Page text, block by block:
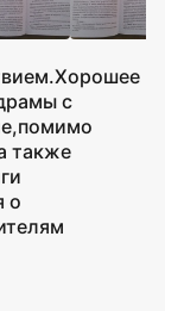
с
также
о